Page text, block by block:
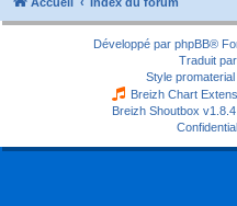
Développé par phpBB®
Traduit par
Style promaterial
Breizh Chart
Breizh Shoutbox v1.8.4